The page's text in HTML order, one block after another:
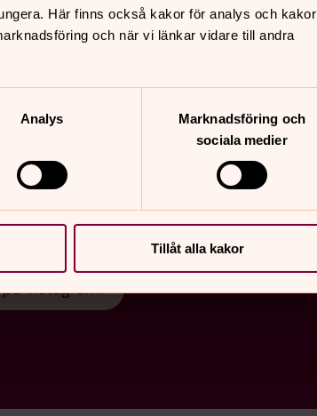
Här finns också kakor för analys och kakor
och när vi länkar vidare till andra
Analys
Marknadsföring och
sociala medier
Tillåt alla kakor
som händer för unga på Lidingö
Instagram!